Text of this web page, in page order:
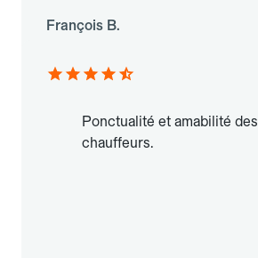
François B.
Ponctualité et amabilité des
chauffeurs.